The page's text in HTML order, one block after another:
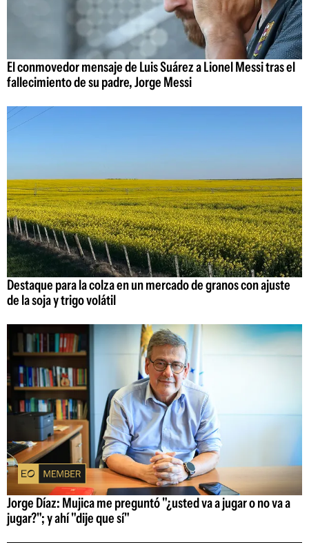
El conmovedor mensaje de Luis Suárez a Lionel Messi tras el
fallecimiento de su padre, Jorge Messi
Destaque para la colza en un mercado de granos con ajuste
de la soja y trigo volátil
Jorge Díaz: Mujica me preguntó "¿usted va a jugar o no va a
jugar?"; y ahí "dije que sí"